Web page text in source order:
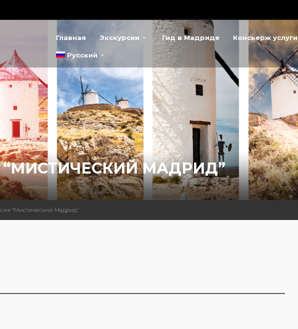
Главная Экскурсии Гид в Мадриде Консьерж услуги
Русский
“МИСТИЧЕСКИЙ МАДРИД”
“Мистический Мадрид”